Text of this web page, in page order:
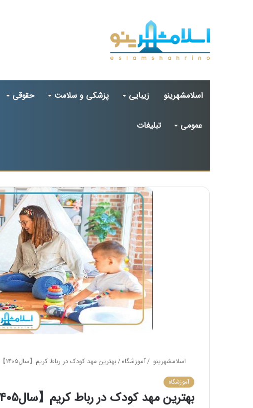
اسلامشهرینو زیبایی پزشکی و سلامت حقوقی
عمومی تبلیغات
اسلامشهرینو /آموزشگاه/بهترین مهد کودک در رباط کریم【سال1405】⭐️+ لیست 10تایی
آموزشگاه
بهترین مهد کودک در رباط کریم【سال1405】⭐️+ لیست 10تایی